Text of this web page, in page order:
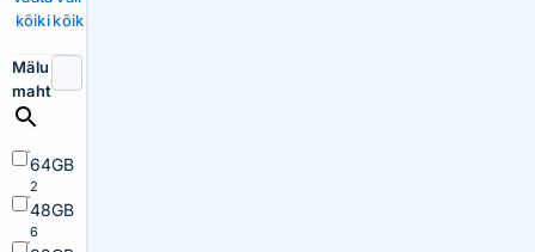
kõikikõik
Mälu
maht
64GB
2
48GB
6